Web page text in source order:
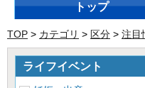
トップ
TOP > カテゴリ > 区分 > 注目
ライフイベント